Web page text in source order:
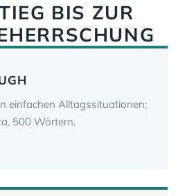
BIS ZUR
einfachen Alltagssituationen;
500 Wörtern.